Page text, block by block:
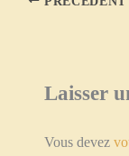
Laisser
Vous devez